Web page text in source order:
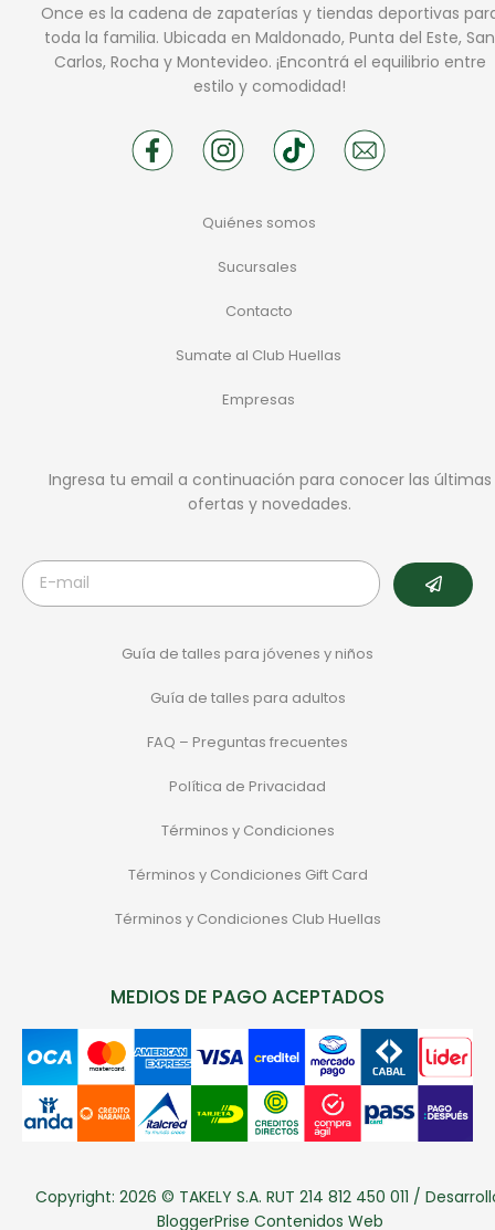
Once es la cadena de zapaterías y tiendas deportivas
toda la familia. Ubicada en Maldonado, Punta del Este, San
Carlos, Rocha y Montevideo. ¡Encontrá el equilibrio entre
estilo y comodidad!
Quiénes somos
Sucursales
Contacto
Sumate al Club Huellas
Empresas
Ingresa tu email a continuación para conocer las últimas
ofertas y novedades.
Guía de talles para jóvenes y niños
Guía de talles para adultos
FAQ – Preguntas frecuentes
Política de Privacidad
Términos y Condiciones
Términos y Condiciones Gift Card
Términos y Condiciones Club Huellas
MEDIOS DE PAGO ACEPTADOS
Copyright: 2026 © TAKELY S.A. RUT 214 812 450 011 /
BloggerPrise Contenidos Web